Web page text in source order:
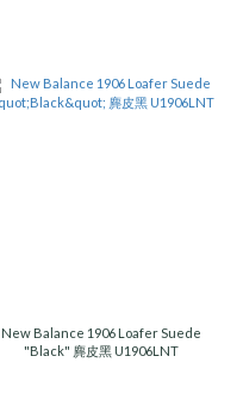
New Balance 1906 Loafer Suede
"Black" 麂皮黑 U1906LNT